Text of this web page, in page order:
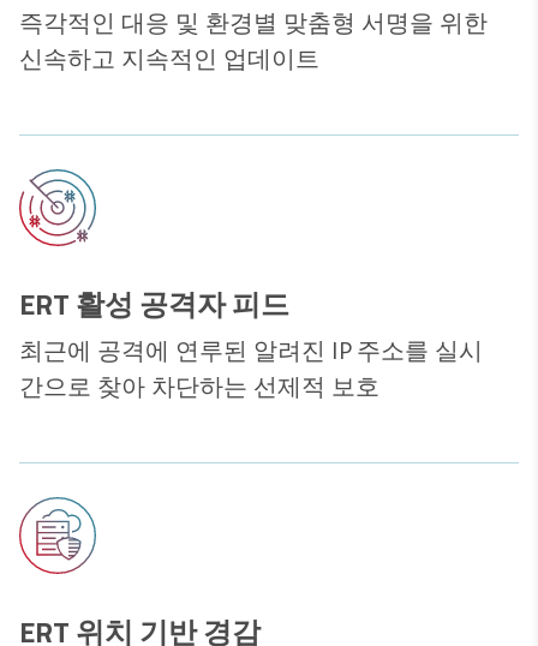
즉각적인 대응 및 환경별 맞춤형 서명을 위한
신속하고 지속적인 업데이트
ERT 활성 공격자 피드
최근에 공격에 연루된 알려진 IP 주소를 실시
간으로 찾아 차단하는 선제적 보호
ERT 위치 기반 경감